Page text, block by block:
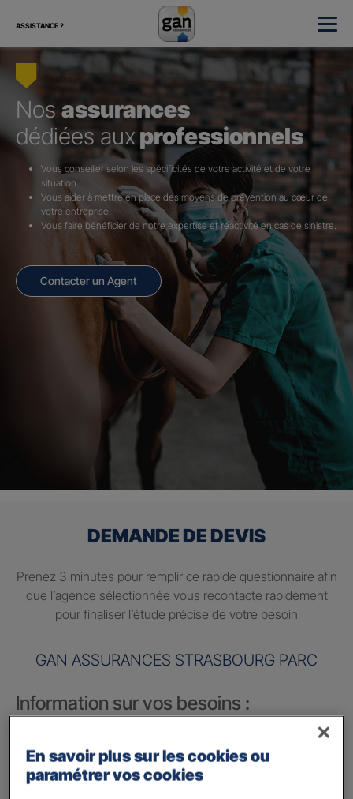
ASSISTANCE ?
Nosassurances
dédiées aux professionnels
Vous conseiller selon les spécificités de votre activité et de votre
situation.
Vous aider à mettre en place des moyens de prévention au cœur de
votre entreprise.
Vous faire bénéficier de notre expertise et réactivité en cas de sinistre.
Contacter un Agent
DEMANDE DE DEVIS
Prenez 3 minutes pour remplir ce rapide questionnaire afin
que l’agence sélectionnée vous recontacte rapidement
pour finaliser l’étude précise de votre besoin
GAN ASSURANCES STRASBOURG PARC
Information sur vos besoins :
votre vie privée
votre vie professionnelle
En savoir plus sur les cookies ou
paramétrer vos cookies